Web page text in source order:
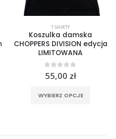
T-SHIRTY
Koszulka damska
CHOPPERS DIVISION edycja
LIMITOWANA
0out of 5
55,00zł
WYBIERZ OPCJE